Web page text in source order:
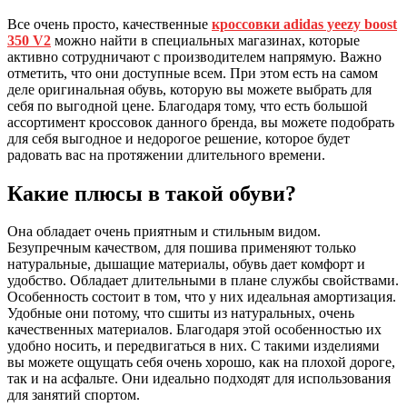
Все очень просто, качественные кроссовки adidas yeezy boost
350 V2 можно найти в специальных магазинах, которые
активно сотрудничают с производителем напрямую. Важно
отметить, что они доступные всем. При этом есть на самом
деле оригинальная обувь, которую вы можете выбрать для
себя по выгодной цене. Благодаря тому, что есть большой
ассортимент кроссовок данного бренда, вы можете подобрать
для себя выгодное и недорогое решение, которое будет
радовать вас на протяжении длительного времени.
Какие плюсы в такой обуви?
Она обладает очень приятным и стильным видом.
Безупречным качеством, для пошива применяют только
натуральные, дышащие материалы, обувь дает комфорт и
удобство. Обладает длительными в плане службы свойствами.
Особенность состоит в том, что у них идеальная амортизация.
Удобные они потому, что сшиты из натуральных, очень
качественных материалов. Благодаря этой особенностью их
удобно носить, и передвигаться в них. С такими изделиями
вы можете ощущать себя очень хорошо, как на плохой дороге,
так и на асфальте. Они идеально подходят для использования
для занятий спортом.